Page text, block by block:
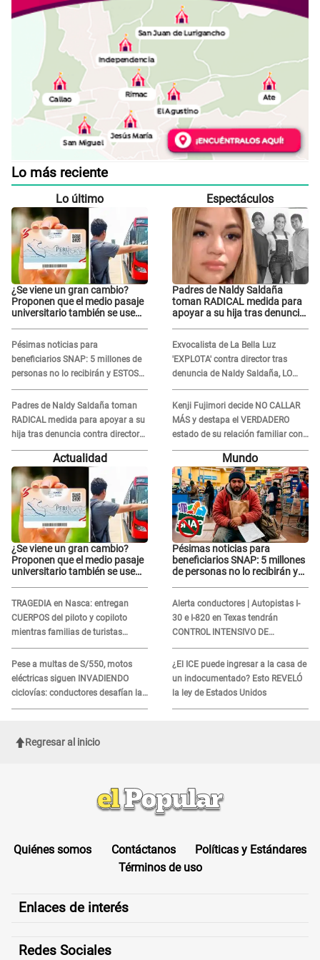
Lo más reciente
Lo último
¿Se viene un gran cambio?
Proponen que el medio pasaje
universitario también se use
Pésimas noticias para
beneficiarios SNAP: 5 millones de
personas no lo recibirán y ESTOS
INMIGRANTES ya no califican
Padres de Naldy Saldaña toman
RADICAL medida para apoyar a su
hija tras denuncia contra director
musical de La Bella Luz: "Esto no
se va a quedar así"
Espectáculos
Padres de Naldy Saldaña
toman RADICAL medida para
apoyar a su hija tras denuncia
quedar así"
Exvocalista de La Bella Luz
'EXPLOTA' contra director tras
denuncia de Naldy Saldaña, LO
INSULTA y lanza GRAVE
advertencia: "Falta que rueden dos
cabezas más"
Kenji Fujimori decide NO CALLAR
MÁS y destapa el VERDADERO
estado de su relación familiar con
Keiko Fujimori: "Mi familia es Érika,
Actualidad
¿Se viene un gran cambio?
Proponen que el medio pasaje
universitario también se use
TRAGEDIA en Nasca: entregan
CUERPOS del piloto y copiloto
mientras familias de turistas
esperan identificación
Pese a multas de S/550, motos
eléctricas siguen INVADIENDO
ciclovías: conductores desafían las
nuevas reglas
Mundo
Pésimas noticias para
beneficiarios SNAP: 5 millones
de personas no lo recibirán y
Alerta conductores | Autopistas I-
30 e I-820 en Texas tendrán
CONTROL INTENSIVO DE
SEGURIDAD: Estas serán las
HORAS CRÍTICAS
¿El ICE puede ingresar a la casa de
un indocumentado? Esto REVELÓ
la ley de Estados Unidos
Regresar al inicio
Quiénes somos Contáctanos
Políticas y Estándares
Términos de uso
Enlaces de interés
Redes Sociales